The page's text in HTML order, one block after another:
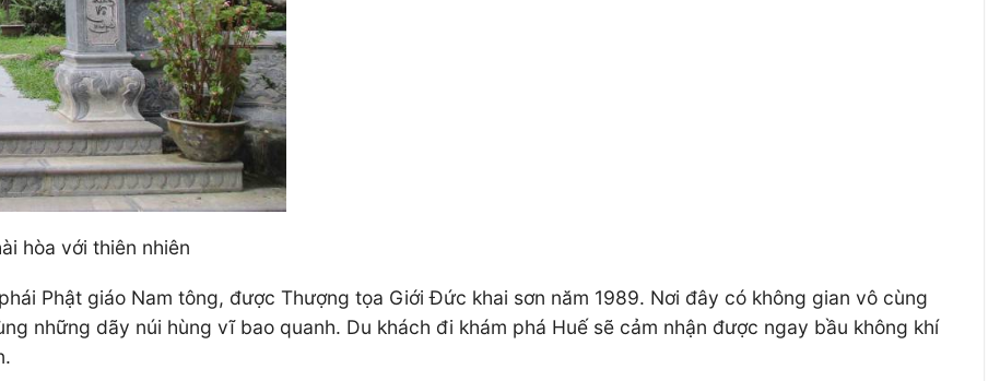
hòa với thiên nhiên
Phật giáo Nam tông, được Thượng tọa Giới Đức khai sơn năm 1989. Nơi đây có không gian vô cùng
những dãy núi hùng vĩ bao quanh. Du khách đi khám phá Huế sẽ cảm nhận được ngay bầu không khí